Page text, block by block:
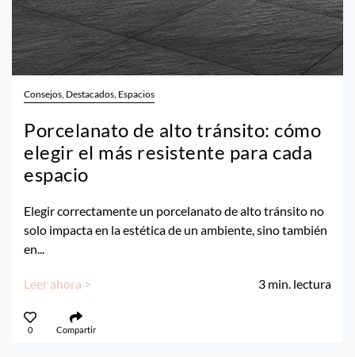
Consejos, Destacados, Espacios
Porcelanato de alto tránsito: cómo
elegir el más resistente para cada
espacio
Elegir correctamente un porcelanato de alto tránsito no
solo impacta en la estética de un ambiente, sino también
en...
Leer ahora > 3 min. lectura
0 Compartir